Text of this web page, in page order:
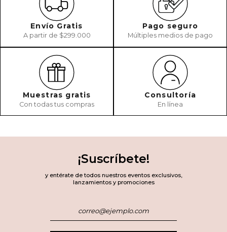
Envío Gratis
A partir de $299.000
Pago seguro
Múltiples medios de pago
Muestras gratis
Con todas tus compras
Consultoría
En línea
¡Suscríbete!
y entérate de todos nuestros eventos exclusivos,
lanzamientos y promociones